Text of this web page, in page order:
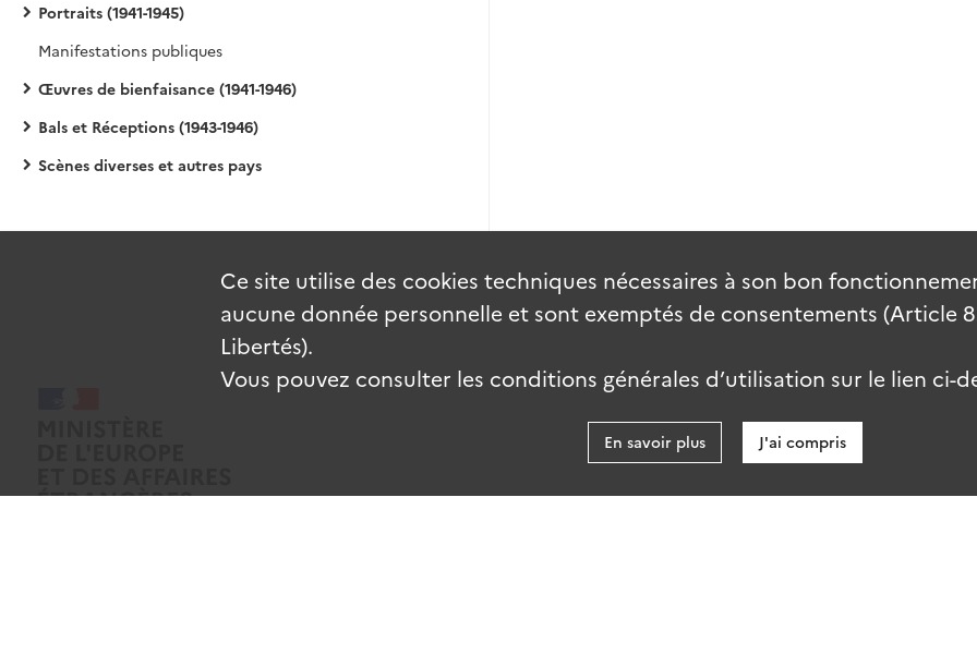
Portraits (1941-1945)
Manifestations publiques
Œuvres de bienfaisance (1941-1946)
Bals et Réceptions (1943-1946)
Scènes diverses et autres pays
Ce site utilise des cookies techniques nécessaires à son bon
aucune donnée personnelle et sont exemptés de consentements (Article
Libertés).
Vous pouvez consulter les conditions générales d’utilisation sur le lien ci-
En savoir plus J'ai compris